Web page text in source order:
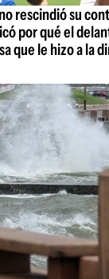
rescindió su
por qué el
que le hizo a la